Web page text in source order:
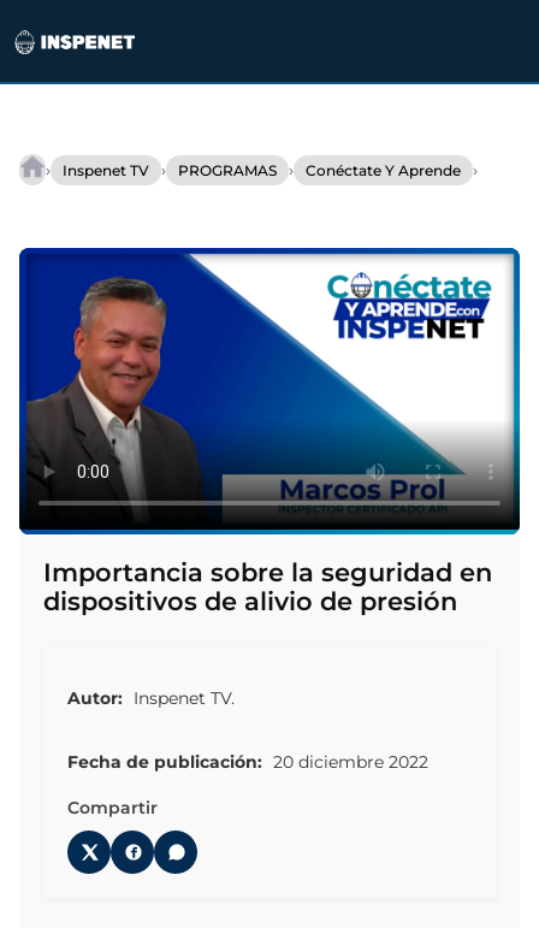
contenido
› Inspenet TV › PROGRAMAS › Conéctate Y Aprende ›
Importancia
en
dispositivos
presión
Importancia sobre la seguridad en
dispositivos de alivio de presión
Autor: Inspenet TV.
Fecha de publicación: 20 diciembre 2022
Compartir